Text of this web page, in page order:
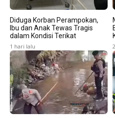
Diduga Korban Perampokan,
Ibu dan Anak Tewas Tragis
dalam Kondisi Terikat
1 hari lalu